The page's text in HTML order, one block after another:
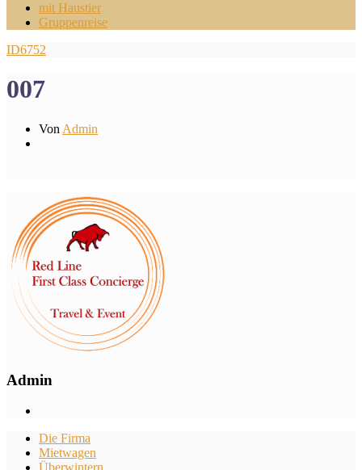
mit Haustier
Gruppenreise
ID6752
007
Von Admin
Admin
Die Firma
Mietwagen